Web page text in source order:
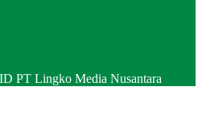
PT Lingko Media Nusantara